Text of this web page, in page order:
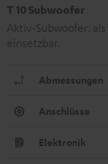
T 10 Subwoofer
Aktiv-Subwoofer:
einsetzbar.
Abmessungen
Anschlüsse
Elektronik